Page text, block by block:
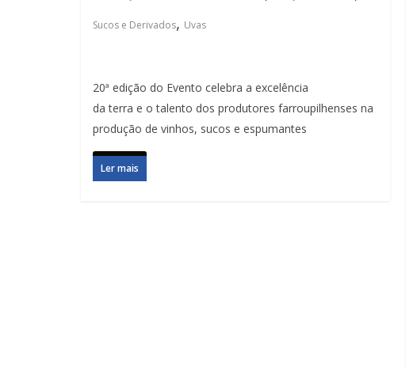
Sucos e Derivados, Uvas
20ª edição do Evento celebra a excelência
da terra e o talento dos produtores farroupilhenses na
produção de vinhos, sucos e espumantes
Ler mais